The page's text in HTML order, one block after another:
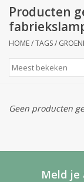
Producten
HOME/TAGS/
Geen producten
Meld je